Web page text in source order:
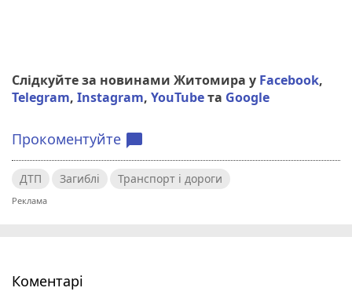
Слідкуйте за новинами Житомира у Facebook,
Telegram, Instagram, YouTubeта Google
Прокоментуйте chat_bubble
ДТП Загиблі Транспорт і дороги
Коментарі